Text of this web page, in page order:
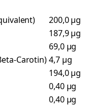
200,0 µg
187,9 µg
69,0 µg
Carotin)4,7 µg
194,0 µg
0,40 µg
0,40 µg